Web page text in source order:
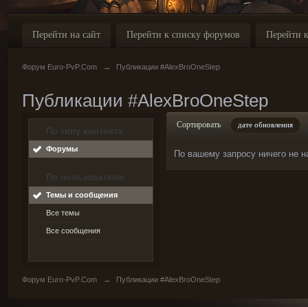
Перейти на сайт Перейти к списку форумов Перейти
Форум Euro-PvP.Com → Публикации #AlexBroOneStep
Публикации #AlexBroOneStep
По типу контента
Форумы
По пользователю
Темы и сообщения
Все темы
Все сообщения
Сортировать дате обновления
По вашему запросу ничего не
Форум Euro-PvP.Com → Публикации #AlexBroOneStep